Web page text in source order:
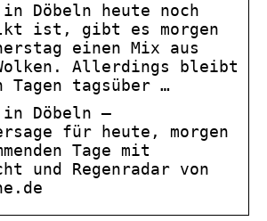
in Döbeln heute noch
ist, gibt es morgen
einen Mix aus
Allerdings bleibt
tagsüber …
in Döbeln –
für heute, morgen
Tage mit
und Regenradar von